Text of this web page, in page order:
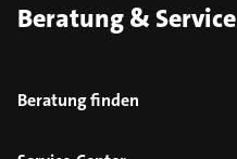
Beratung & Service
Beratung finden